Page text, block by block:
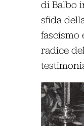
di Balbo
sfida
fascismo
radice